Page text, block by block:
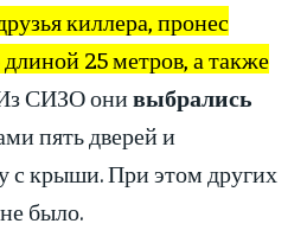
киллера, пронес
25 метров, а также
СИЗО онивыбрались
пять дверей и
с крыши. При этом других
было.